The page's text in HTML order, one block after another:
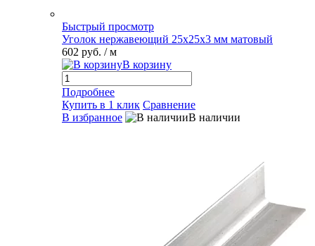
Быстрый просмотр
Уголок нержавеющий 25х25х3 мм матовый
602 руб. / м
В корзину
Подробнее
Купить в 1 клик Сравнение
В избранное
В наличии